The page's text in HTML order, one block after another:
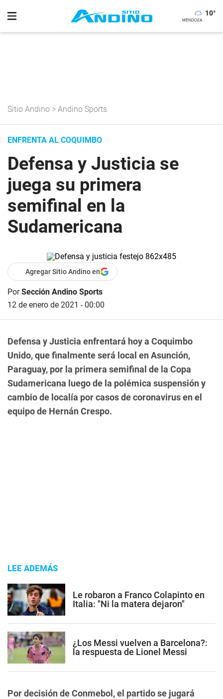
10°
Sitio Andino > Andino Sports
ENFRENTA AL COQUIMBO
Defensa y Justicia se
juega su primera
semifinal en la
Sudamericana
Agregar Sitio Andino en
PorSección Andino Sports
12 de enero de 2021 - 00:00
Defensa y Justicia enfrentará hoy a Coquimbo
Unido, que finalmente será local en Asunción,
Paraguay, por la primera semifinal de la Copa
Sudamericana luego de la polémica suspensión y
cambio de localía por casos de coronavirus en el
equipo de Hernán Crespo.
LEE ADEMÁS
Le robaron a Franco Colapinto en
Italia: "Ni la matera dejaron"
¿Los Messi vuelven a Barcelona?:
la respuesta de Lionel Messi
Por decisión de Conmebol, el partido se jugará